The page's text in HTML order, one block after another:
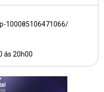
100085106471066/
ás 20h00